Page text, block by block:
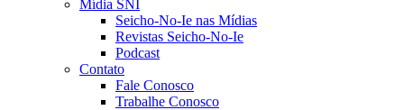
Mídia SNI
Seicho-No-Ie nas Mídias
Revistas Seicho-No-Ie
Podcast
Contato
Fale Conosco
Trabalhe Conosco